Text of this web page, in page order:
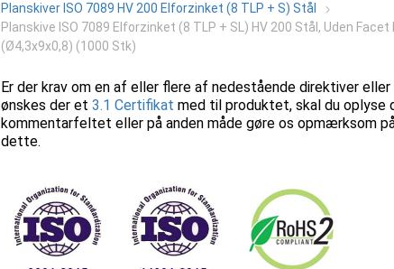
Planskiver ISO 7089 HV 200 Elforzinket (8 TLP + S) Stål
Planskive ISO 7089 Elforzinket (8 TLP + SL) HV 200 Stål, Uden Facet
(Ø4,3x9x0,8) (1000 Stk)
Er der krav om en af eller flere af nedestående direktiver eller
ønskes der et3.1 Certifikat med til produktet, skal du oplyse
kommentarfeltet eller på anden måde gøre os opmærksom
dette.